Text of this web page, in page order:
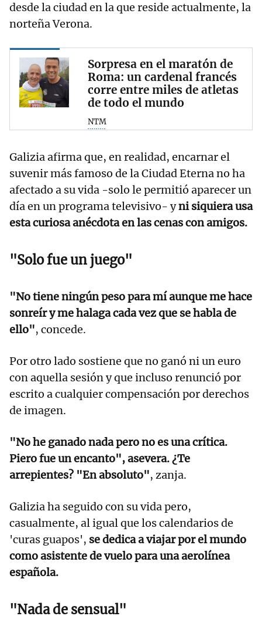
desde la ciudad en la que reside actualmente, la
norteña Verona.
Sorpresa en el maratón de
Roma: un cardenal francés
corre entre miles de atletas
de todo el mundo
NTM
Galizia afirma que, en realidad, encarnar el
suvenir más famoso de la Ciudad Eterna no ha
afectado a su vida -solo le permitió aparecer un
día en un programa televisivo- yni siquiera usa
esta curiosa anécdota en las cenas con amigos.
"Solo fue un juego"
"No tiene ningún peso para mí aunque me hace
sonreír y me halaga cada vez que se habla de
ello", concede.
Por otro lado sostiene que no ganó ni un euro
con aquella sesión y que incluso renunció por
escrito a cualquier compensación por derechos
de imagen.
"No he ganado nada pero no es una crítica.
Piero fue un encanto", asevera. ¿Te
arrepientes? "En absoluto", zanja.
Galizia ha seguido con su vida pero,
casualmente, al igual que los calendarios de
'curas guapos', se dedica a viajar por el mundo
como asistente de vuelo para una aerolínea
española.
"Nada de sensual"